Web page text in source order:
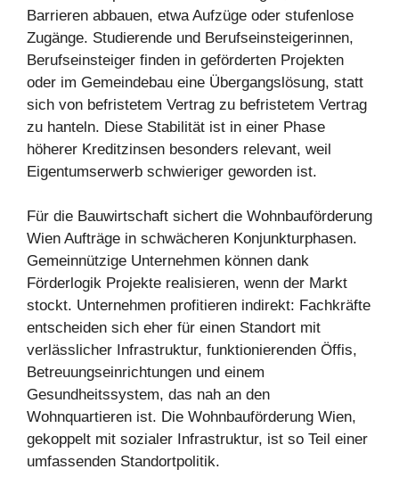
Barrieren abbauen, etwa Aufzüge oder stufenlose
Zugänge. Studierende und Berufseinsteigerinnen,
Berufseinsteiger finden in geförderten Projekten
oder im Gemeindebau eine Übergangslösung, statt
sich von befristetem Vertrag zu befristetem Vertrag
zu hanteln. Diese Stabilität ist in einer Phase
höherer Kreditzinsen besonders relevant, weil
Eigentumserwerb schwieriger geworden ist.
Für die Bauwirtschaft sichert die Wohnbauförderung
Wien Aufträge in schwächeren Konjunkturphasen.
Gemeinnützige Unternehmen können dank
Förderlogik Projekte realisieren, wenn der Markt
stockt. Unternehmen profitieren indirekt: Fachkräfte
entscheiden sich eher für einen Standort mit
verlässlicher Infrastruktur, funktionierenden Öffis,
Betreuungseinrichtungen und einem
Gesundheitssystem, das nah an den
Wohnquartieren ist. Die Wohnbauförderung Wien,
gekoppelt mit sozialer Infrastruktur, ist so Teil einer
umfassenden Standortpolitik.